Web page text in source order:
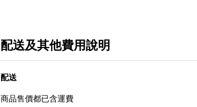
配送及其他費用說明
配送
商品售價都已含運費